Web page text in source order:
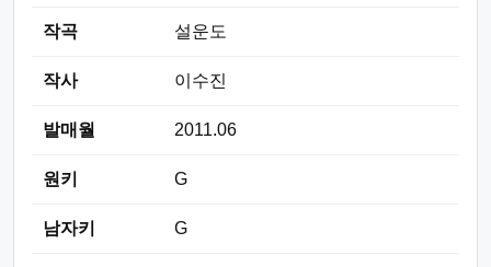
작곡 설운도
작사 이수진
발매월 2011.06
원키 G
남자키 G